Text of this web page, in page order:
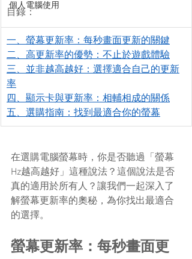
個人電腦使用
目錄：
一、螢幕更新率：每秒畫面更新的關鍵
二、高更新率的優勢：不止於遊戲體驗
三、並非越高越好：選擇適合自己的更新
率
四、顯示卡與更新率：相輔相成的關係
五、選購指南：找到最適合你的螢幕
在選購電腦螢幕時，你是否聽過「螢幕
Hz越高越好」這種說法？這個說法是否
真的適用於所有人？讓我們一起深入了
解螢幕更新率的奧秘，為你找出最適合
的選擇。
螢幕更新率：每秒畫面更